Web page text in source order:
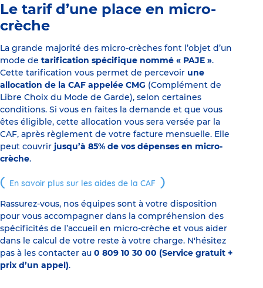
Le tarif d’une place en micro-
crèche
La grande majorité des micro-crèches font l’objet d’un
mode de tarification spécifique nommé « PAJE ».
Cette tarification vous permet de percevoir une
allocation de la CAF appelée CMG (Complément de
Libre Choix du Mode de Garde), selon certaines
conditions. Si vous en faites la demande et que vous
êtes éligible, cette allocation vous sera versée par la
CAF, après règlement de votre facture mensuelle. Elle
peut couvrir jusqu’à 85% de vos dépenses en micro-
crèche.
En savoir plus sur les aides de la CAF
Rassurez-vous, nos équipes sont à votre disposition
pour vous accompagner dans la compréhension des
spécificités de l’accueil en micro-crèche et vous aider
dans le calcul de votre reste à votre charge. N'hésitez
pas à les contacter au 0 809 10 30 00 (Service gratuit +
prix d’un appel).